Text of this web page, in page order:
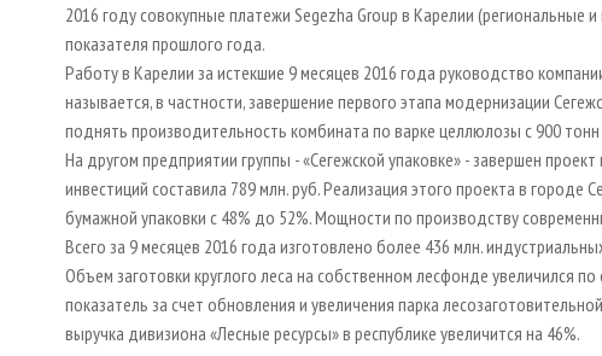
2016 году совокупные платежи Segezha Group в Карелии (региональные
показателя прошлого года.
Работу в Карелии за истекшие 9 месяцев 2016 года руководство
называется, в частности, завершение первого этапа модернизации
поднять производительность комбината по варке целлюлозы с 900 тонн
На другом предприятии группы - «Сегежской упаковке» - завершен
инвестиций составила 789 млн. руб. Реализация этого проекта в городе
бумажной упаковки с 48% до 52%. Мощности по производству
Всего за 9 месяцев 2016 года изготовлено более 436 млн.
Объем заготовки круглого леса на собственном лесфонде увеличился
показатель за счет обновления и увеличения парка
выручка дивизиона «Лесные ресурсы» в республике увеличится на 46%.